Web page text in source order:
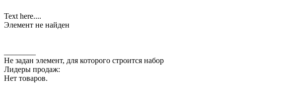
Text here....
Элемент не найден
Не задан элемент, для которого строится набор
Лидеры продаж:
Нет товаров.